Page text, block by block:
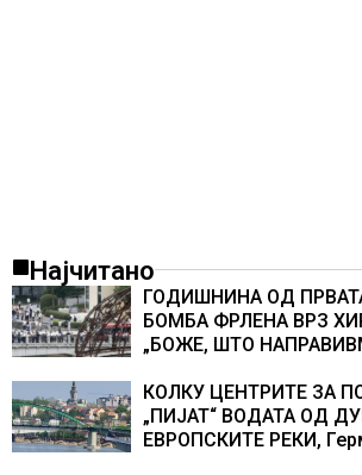
Најчитано
ГОДИШНИНА ОД
БОМБА ФРЛЕНА ВРЗ
„БОЖЕ, ШТО
учесниците во
доживуваа овој
текот на историјата
КОЛКУ ЦЕНТРИТЕ ЗА
„ПИЈАТ“ ВОДАТА ОД
ЕВРОПСКИТЕ РЕКИ,